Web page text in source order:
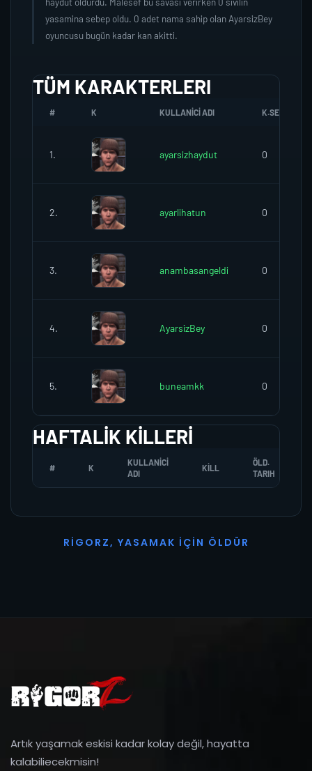
yasamina sebep oldu. 0 adet nama sahip olan AyarsizBey
oyuncusu bugün kadar kan akitti.
TÜM KARAKTERLERI
# K KULLANICI ADI K.SEREFI
1. ayarsizhaydut 0
2. ayarlihatun 0
3. anambasangeldi 0
4. AyarsizBey 0
5. buneamkk 0
HAFTALIK KILLERI
# K
KULLANICI
ADI
KILL
ÖLD.
TARIH
R I G O R Z, YASAMAK İ ÇI N Ö L D Ü R
Artık yaşamak eskisi kadar kolay değil, hayatta
kalabiliecekmisin!